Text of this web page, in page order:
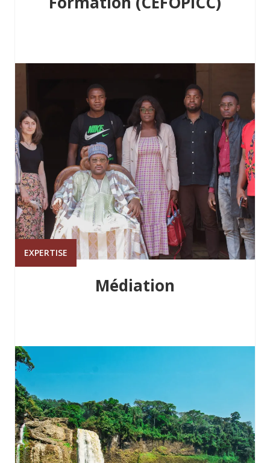
EXPERTISE
Médiation